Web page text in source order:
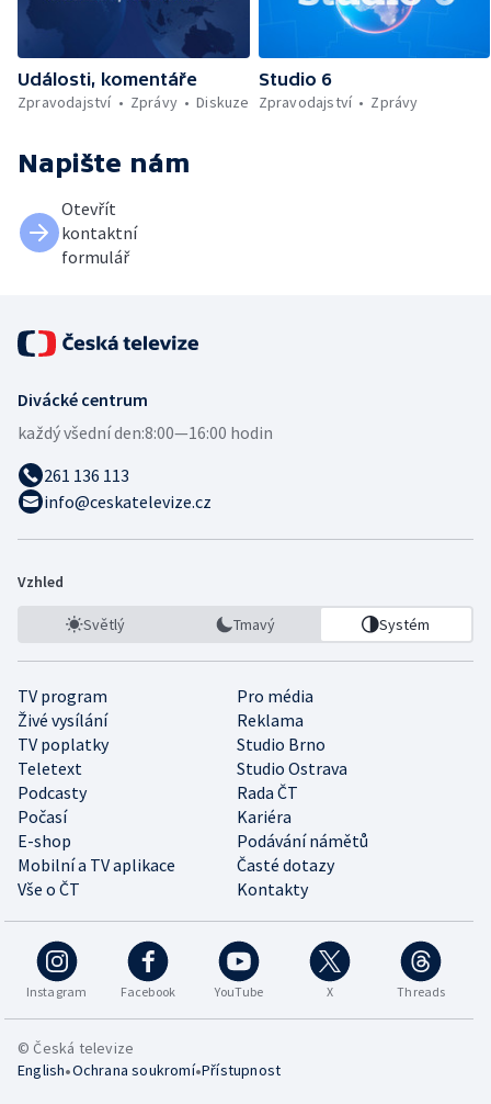
Události, komentáře
Zpravodajství
Zprávy Diskuze
Studio 6
Zpravodajství
Zprávy
Napište nám
Otevřít
kontaktní
formulář
Divácké centrum
každý všední den:8:00—16:00 hodin
261 136 113
info@ceskatelevize.cz
Vzhled
Světlý Tmavý Systém
TV program
Pro média
Živé vysílání
Reklama
TV poplatky
Studio Brno
Teletext
Studio Ostrava
Podcasty
Rada ČT
Počasí
Kariéra
E-shop
Podávání námětů
Mobilní a TV aplikace
Časté dotazy
Vše o ČT
Kontakty
Instagram Facebook YouTube X Threads
© Česká televize
English•Ochrana soukromí•Přístupnost